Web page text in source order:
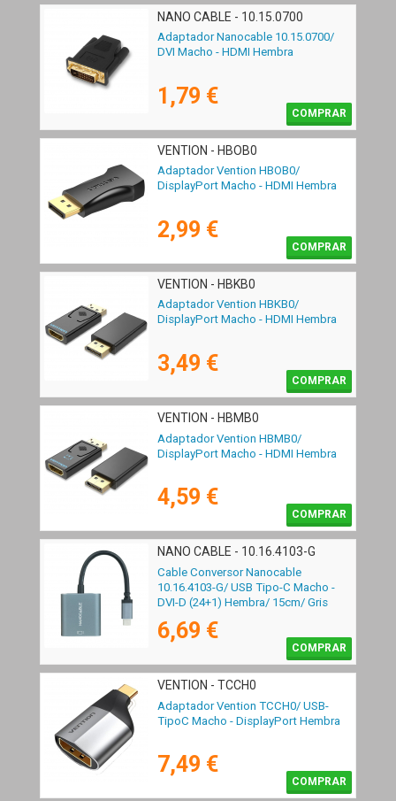
NANO CABLE - 10.15.0700
Adaptador Nanocable 10.15.0700/
DVI Macho - HDMI Hembra
1,79 €
COMPRAR
VENTION - HBOB0
Adaptador Vention HBOB0/
DisplayPort Macho - HDMI Hembra
2,99 €
COMPRAR
VENTION - HBKB0
Adaptador Vention HBKB0/
DisplayPort Macho - HDMI Hembra
3,49 €
COMPRAR
VENTION - HBMB0
Adaptador Vention HBMB0/
DisplayPort Macho - HDMI Hembra
4,59 €
COMPRAR
NANO CABLE - 10.16.4103-G
Cable Conversor Nanocable
10.16.4103-G/ USB Tipo-C Macho -
DVI-D (24+1) Hembra/ 15cm/ Gris
6,69 €
COMPRAR
VENTION - TCCH0
Adaptador Vention TCCH0/ USB-
TipoC Macho - DisplayPort Hembra
7,49 €
COMPRAR